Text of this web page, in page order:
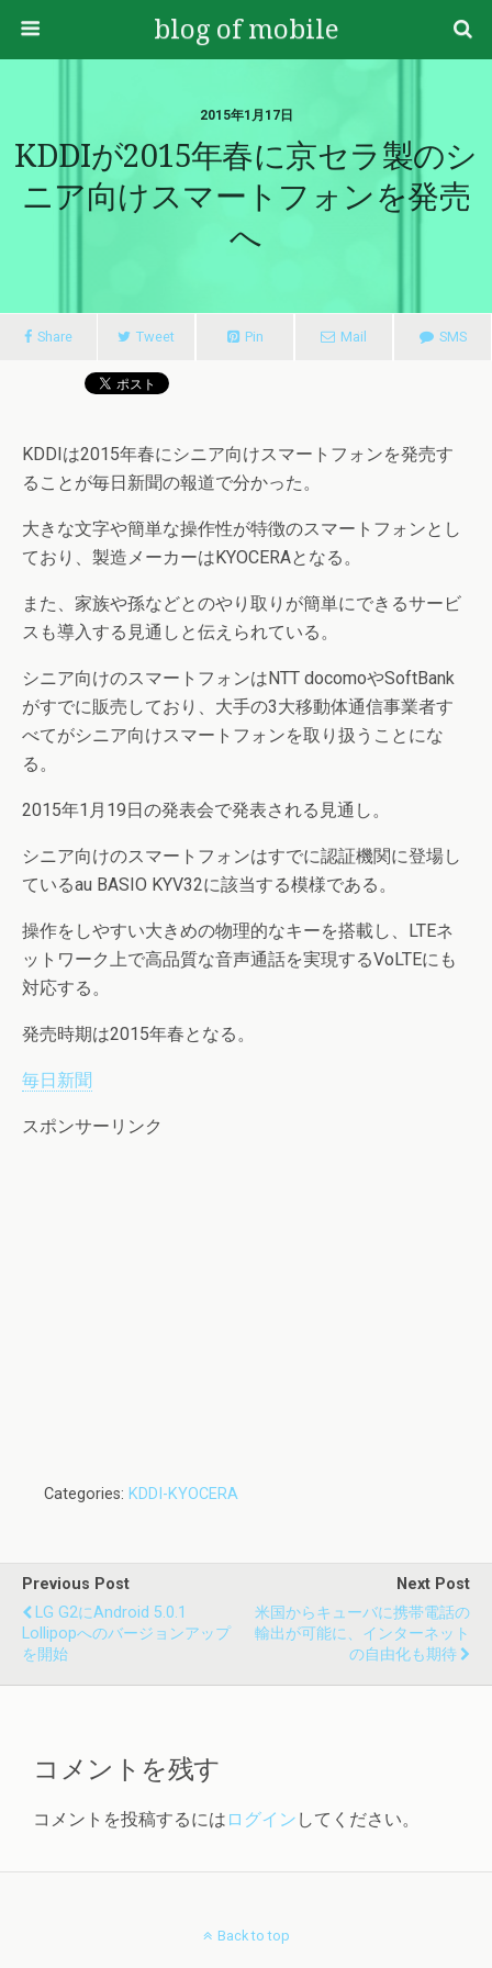
blog of mobile
2015年1月17日
KDDIが2015年春に京セラ製のシ
ニア向けスマートフォンを発売
へ
Share Tweet Pin Mail SMS
KDDIは2015年春にシニア向けスマートフォンを発売す
ることが毎日新聞の報道で分かった。
大きな文字や簡単な操作性が特徴のスマートフォンとし
ており、製造メーカーはKYOCERAとなる。
また、家族や孫などとのやり取りが簡単にできるサービ
スも導入する見通しと伝えられている。
シニア向けのスマートフォンはNTT docomoやSoftBank
がすでに販売しており、大手の3大移動体通信事業者す
べてがシニア向けスマートフォンを取り扱うことにな
る。
2015年1月19日の発表会で発表される見通し。
シニア向けのスマートフォンはすでに認証機関に登場し
ているau BASIO KYV32に該当する模様である。
操作をしやすい大きめの物理的なキーを搭載し、LTEネ
ットワーク上で高品質な音声通話を実現するVoLTEにも
対応する。
発売時期は2015年春となる。
毎日新聞
スポンサーリンク
Categories: KDDI-KYOCERA
Previous Post
LG G2にAndroid 5.0.1
Lollipopへのバージョンアップ
を開始
Next Post
米国からキューバに携帯電話の
輸出が可能に、インターネット
の自由化も期待
コメントを残す
コメントを投稿するには ログイン してください。
Back to top